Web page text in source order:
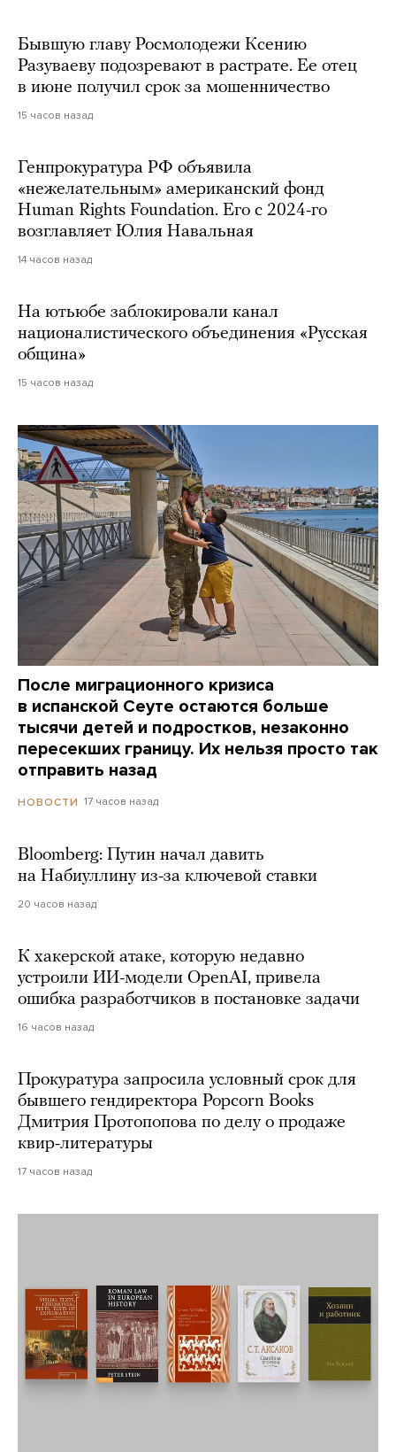
Бывшую главу Росмолодежи Ксению
Разуваеву подозревают в растрате. Ее отец
в июне получил срок за мошенничество
15 часов назад
Генпрокуратура РФ объявила
«нежелательным» американский фонд
Human Rights Foundation. Его с 2024-го
возглавляет Юлия Навальная
14 часов назад
На ютьюбе заблокировали канал
националистического объединения «Русская
община»
15 часов назад
После миграционного кризиса
в испанской Сеуте остаются больше
тысячи детей и подростков, незаконно
пересекших границу. Их нельзя просто так
отправить назад
НОВОСТИ 17 часов назад
Bloomberg: Путин начал давить
на Набиуллину из-за ключевой ставки
20 часов назад
К хакерской атаке, которую недавно
устроили ИИ-модели OpenAI, привела
ошибка разработчиков в постановке задачи
16 часов назад
Прокуратура запросила условный срок для
бывшего гендиректора Popcorn Books
Дмитрия Протопопова по делу о продаже
квир-литературы
17 часов назад